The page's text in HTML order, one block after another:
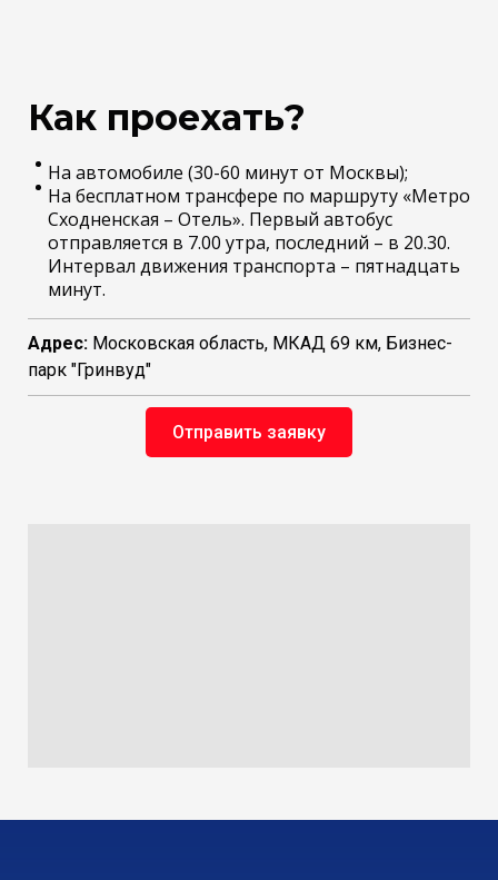
Как проехать?
На автомобиле (30-60 минут от Москвы);
На бесплатном трансфере по маршруту «Метро
Сходненская – Отель». Первый автобус
отправляется в 7.00 утра, последний – в 20.30.
Интервал движения транспорта – пятнадцать
минут.
Адрес: Московская область, МКАД 69 км, Бизнес-
парк "Гринвуд"
Отправить заявку